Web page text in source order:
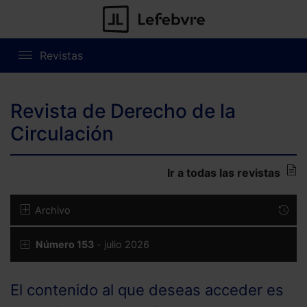
Revistas
Revista de Derecho de la
Circulación
Ir a todas las revistas
Archivo
Número 153 - julio 2026
El contenido al que deseas acceder es